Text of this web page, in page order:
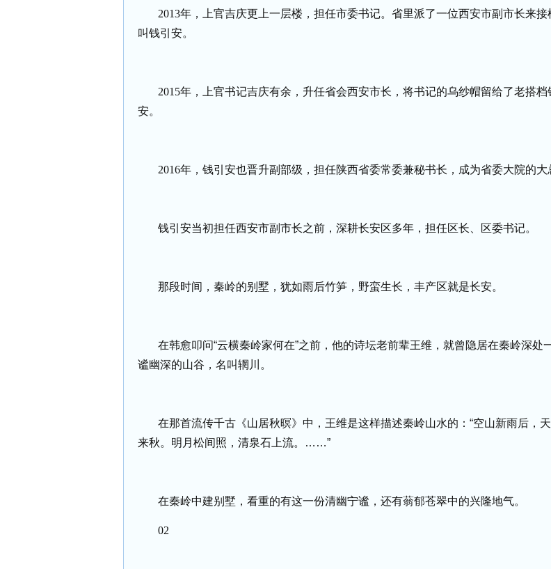
2013年，上官吉庆更上一层楼，担任市委书记。省里派了一位西安市副市长来接
叫钱引安。
2015年，上官书记吉庆有余，升任省会西安市长，将书记的乌纱帽留给了老搭档
安。
2016年，钱引安也晋升副部级，担任陕西省委常委兼秘书长，成为省委大院的大
钱引安当初担任西安市副市长之前，深耕长安区多年，担任区长、区委书记。
那段时间，秦岭的别墅，犹如雨后竹笋，野蛮生长，丰产区就是长安。
在韩愈叩问“云横秦岭家何在”之前，他的诗坛老前辈王维，就曾隐居在秦岭深处
谧幽深的山谷，名叫辋川。
在那首流传千古《山居秋暝》中，王维是这样描述秦岭山水的：“空山新雨后，
来秋。明月松间照，清泉石上流。……”
在秦岭中建别墅，看重的有这一份清幽宁谧，还有蓊郁苍翠中的兴隆地气。
02